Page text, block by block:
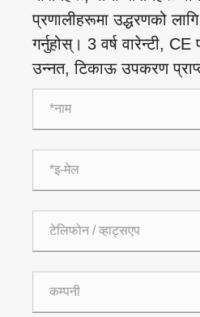
प्रणालीहरूमा उद्धरणको
गर्नुहोस्। 3 वर्ष वारेन्टी,
उन्नत, टिकाऊ उपकरण